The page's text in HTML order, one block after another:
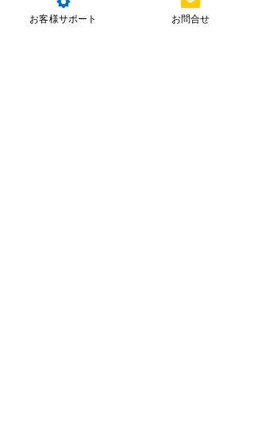
お客様サポート お問合せ